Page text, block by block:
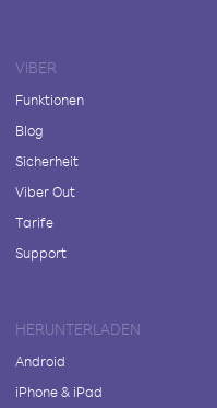
VIBER
Funktionen
Blog
Sicherheit
Viber Out
Tarife
Support
HERUNTERLADEN
Android
iPhone & iPad